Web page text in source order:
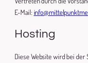
E-Mail:
Hosting
Diese Website wird bei der